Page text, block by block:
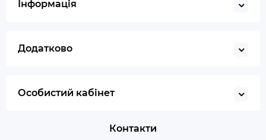
Інформація
Додатково
Особистий кабінет
Контакти